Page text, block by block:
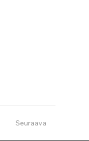
Seuraava